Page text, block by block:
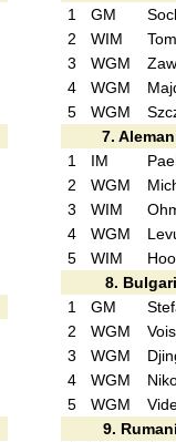
1
GM
2
WIM
3
WGM
4
WGM
5
WGM
7.
1
IM
2
WGM
3
WIM
4
WGM
5
WIM
8.
1
GM
2
WGM
3
WGM
4
WGM
5
WGM
9.